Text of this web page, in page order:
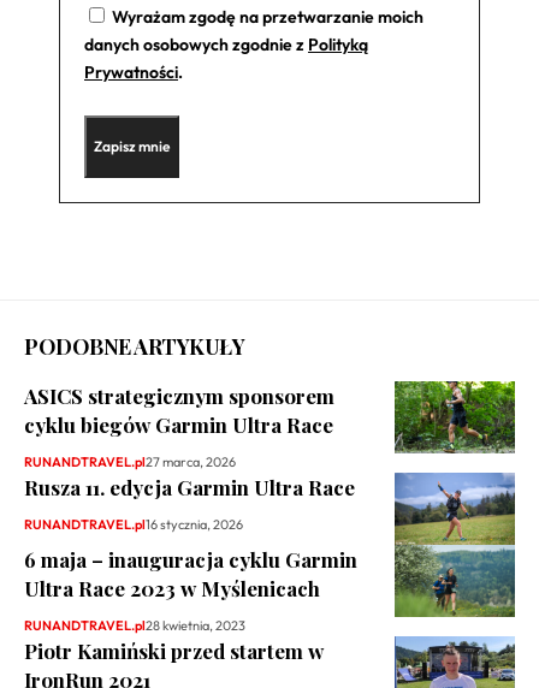
Wyrażam zgodę na przetwarzanie moich
danych osobowych zgodnie z Polityką
Prywatności.
PODOBNE ARTYKUŁY
ASICS strategicznym sponsorem
cyklu biegów Garmin Ultra Race
RUNANDTRAVEL.pl27 marca, 2026
Rusza 11. edycja Garmin Ultra Race
RUNANDTRAVEL.pl16 stycznia, 2026
6 maja – inauguracja cyklu Garmin
Ultra Race 2023 w Myślenicach
RUNANDTRAVEL.pl28 kwietnia, 2023
Piotr Kamiński przed startem w
IronRun 2021